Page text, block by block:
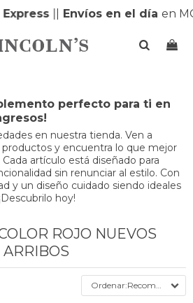
| Envíos en el día en
perfecto para ti en
en nuestra tienda. Ven a
y encuentra lo que mejor
artículo está diseñado para
sin renunciar al estilo. Con
y un diseño cuidado siendo ideales
hoy!
ROJO NUEVOS
ARRIBOS
Recomendados